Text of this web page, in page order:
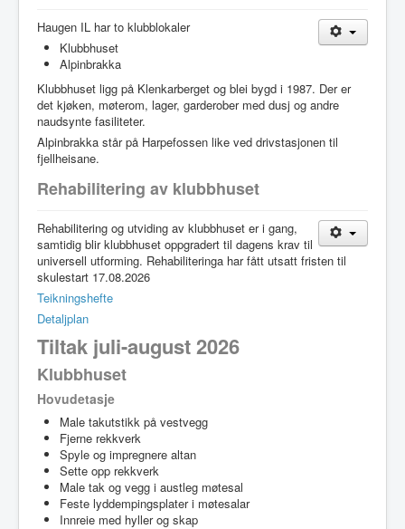
Haugen IL har to klubblokaler
Klubbhuset
Alpinbrakka
Klubbhuset ligg på Klenkarberget og blei bygd i 1987. Der er
det kjøken, møterom, lager, garderober med dusj og andre
naudsynte fasiliteter.
Alpinbrakka står på Harpefossen like ved drivstasjonen til
fjellheisane.
Rehabilitering av klubbhuset
Rehabilitering og utviding av klubbhuset er i gang,
samtidig blir klubbhuset oppgradert til dagens krav til
universell utforming. Rehabiliteringa har fått utsatt fristen til
skulestart 17.08.2026
Teikningshefte
Detaljplan
Tiltak juli-august 2026
Klubbhuset
Hovudetasje
Male takutstikk på vestvegg
Fjerne rekkverk
Spyle og impregnere altan
Sette opp rekkverk
Male tak og vegg i austleg møtesal
Feste lyddempingsplater i møtesalar
Innreie med hyller og skap